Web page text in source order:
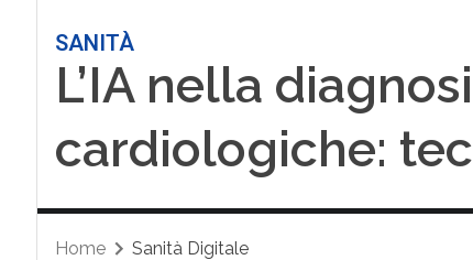
SANITÀ
L’IA nella
cardiologiche:
Home Sanità Digitale